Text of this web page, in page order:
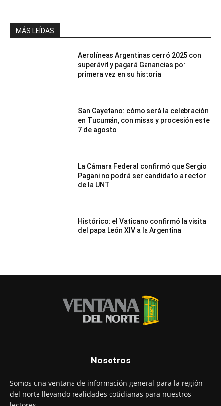
MÁS LEÍDAS
Aerolíneas Argentinas cerró 2025 con
superávit y pagará Ganancias por
primera vez en su historia
San Cayetano: cómo será la celebración
en Tucumán, con misas y procesión este
7 de agosto
La Cámara Federal confirmó que Sergio
Pagani no podrá ser candidato a rector
de la UNT
Histórico: el Vaticano confirmó la visita
del papa León XIV a la Argentina
Nosotros
Somos una ventana de información general para la región
del norte llevando realidades cotidianas para nuestros